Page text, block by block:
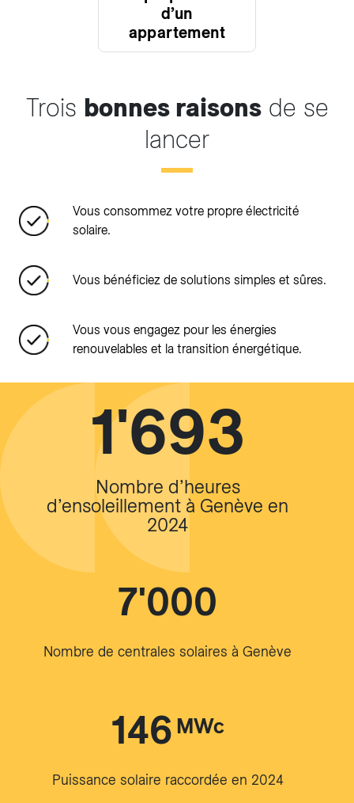
d’un
appartement
Trois bonnes raisonsde se
lancer
Vous consommez votre propre électricité
solaire.
Vous bénéficiez de solutions simples et sûres.
Vous vous engagez pour les énergies
renouvelables et la transition énergétique.
1'693
Nombre d’heures
d’ensoleillement à Genève en
2024
7'000
Nombre de centrales solaires à Genève
146MWc
Puissance solaire raccordée en 2024